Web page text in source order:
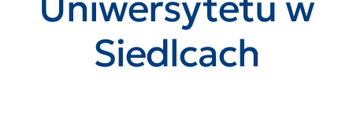
Siedlcach